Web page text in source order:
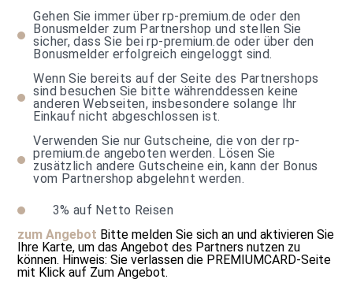
Gehen Sie immer über rp-premium.de oder den
Bonusmelder zum Partnershop und stellen Sie
sicher, dass Sie bei rp-premium.de oder über den
Bonusmelder erfolgreich eingeloggt sind.
Wenn Sie bereits auf der Seite des Partnershops
sind besuchen Sie bitte währenddessen keine
anderen Webseiten, insbesondere solange Ihr
Einkauf nicht abgeschlossen ist.
Verwenden Sie nur Gutscheine, die von der rp-
premium.de angeboten werden. Lösen Sie
zusätzlich andere Gutscheine ein, kann der Bonus
vom Partnershop abgelehnt werden.
3% auf Netto Reisen
zum Angebot Bitte melden Sie sich an und aktivieren Sie
Ihre Karte, um das Angebot des Partners nutzen zu
können. Hinweis: Sie verlassen die PREMIUMCARD-Seite
mit Klick auf Zum Angebot.